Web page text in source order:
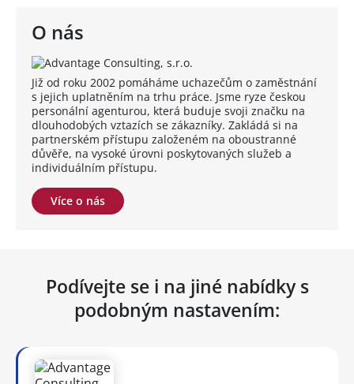
O nás
Již od roku 2002 pomáháme uchazečům o zaměstnání
s jejich uplatněním na trhu práce. Jsme ryze českou
personální agenturou, která buduje svoji značku na
dlouhodobých vztazích se zákazníky. Zakládá si na
partnerském přístupu založeném na oboustranné
důvěře, na vysoké úrovni poskytovaných služeb a
individuálním přístupu.
Více o nás
Podívejte se i na jiné nabídky s
podobným nastavením: